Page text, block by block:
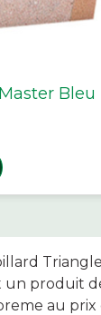
Bleu
un produit
au prix